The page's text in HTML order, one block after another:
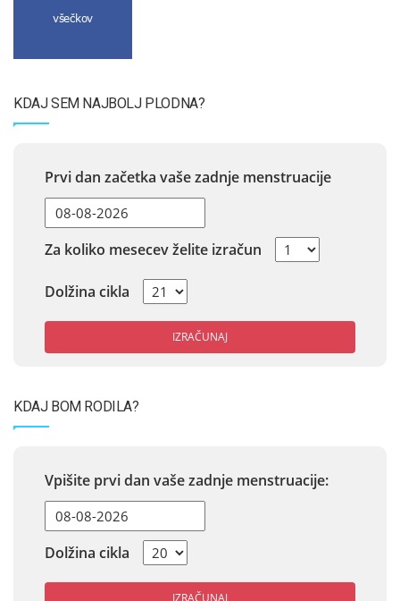
všečkov
KDAJ SEM NAJBOLJ PLODNA?
Prvi dan začetka vaše zadnje menstruacije
Za koliko mesecev želite izračun
Dolžina cikla
IZRAČUNAJ
KDAJ BOM RODILA?
Vpišite prvi dan vaše zadnje menstruacije:
Dolžina cikla